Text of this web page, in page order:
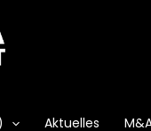
Aktuelles